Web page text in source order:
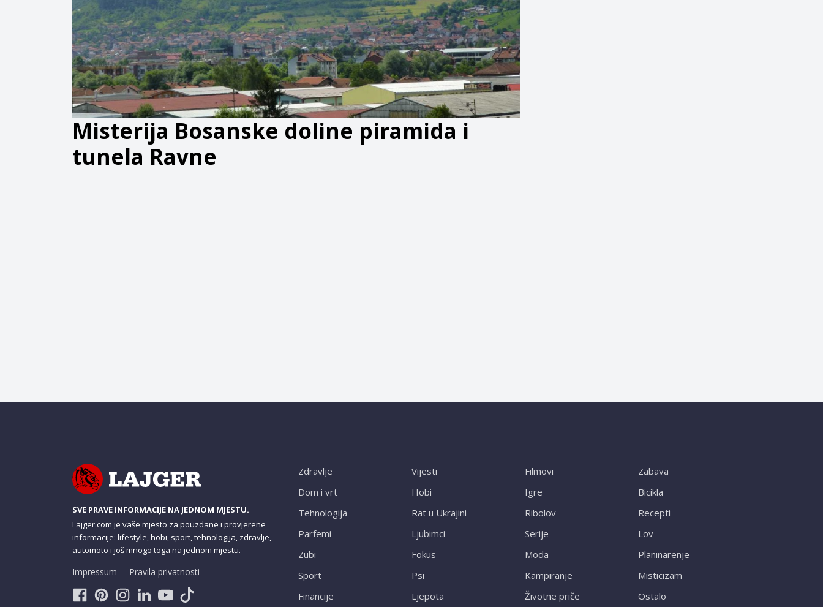
Misterija Bosanske doline piramida i
tunela Ravne
SVE PRAVE INFORMACIJE NA JEDNOM MJESTU.
Lajger.com je vaše mjesto za pouzdane i provjerene
informacije: lifestyle, hobi, sport, tehnologija, zdravlje,
automoto i još mnogo toga na jednom mjestu.
Impressum Pravila privatnosti
Zdravlje
Dom i vrt
Tehnologija
Parfemi
Zubi
Sport
Financije
Vijesti
Hobi
Rat u Ukrajini
Ljubimci
Fokus
Psi
Ljepota
Filmovi
Igre
Ribolov
Serije
Moda
Kampiranje
Životne priče
Zabava
Bicikla
Recepti
Lov
Planinarenje
Misticizam
Ostalo